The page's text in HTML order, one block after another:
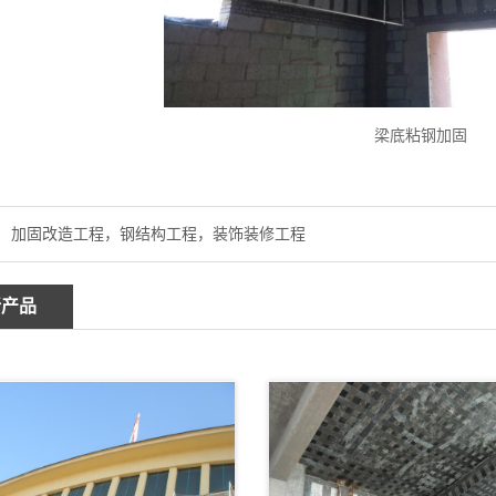
梁底粘钢加固
加固改造工程，钢结构工程，装饰装修工程
品